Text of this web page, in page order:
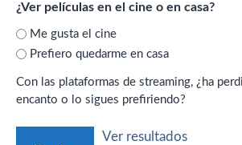
¿Ver películas en el cine o en casa?
Me gusta el cine
Prefiero quedarme en casa
Con las plataformas de streaming, ¿ha perdido el cine su
encanto o lo sigues prefiriendo?
Ver resultados